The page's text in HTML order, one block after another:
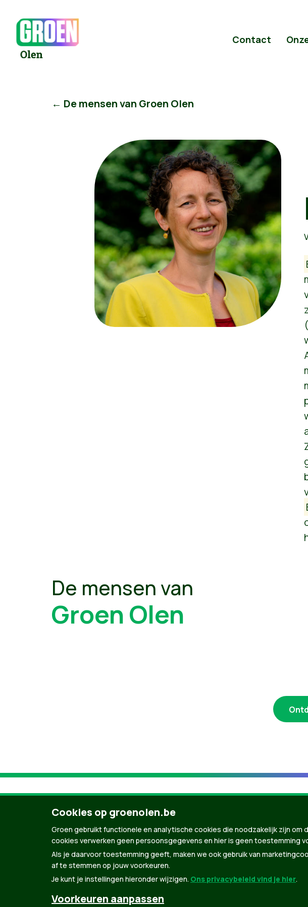
Contact
← De mensen van Groen Olen
De mensen van
Groen Olen
© Copyright Groen 2026 | Gemaakt metNationBuilder| Gebouwd
Cookies op groenolen.be
Groen gebruikt functionele en analytische cookies die noodzakelijk zijn
cookies verwerken geen persoonsgegevens en hier is geen toestemming
Als je daarvoor toestemming geeft, maken we ook gebruik van
af te stemmen op jouw voorkeuren.
Je kunt je instellingen hieronder wijzigen. Ons privacybeleid vind je hier.
Voorkeuren aanpassen